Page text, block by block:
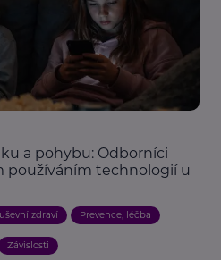
a pohybu: Odborníci
používáním technologií u
zdraví Prevence, léčba
Závislosti